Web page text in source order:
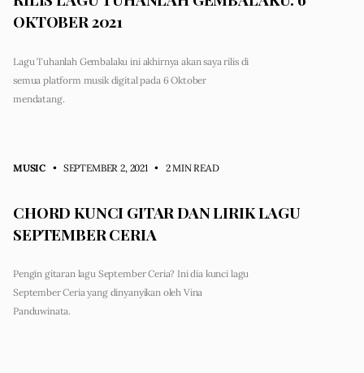
OKTOBER 2021
Lagu Tuhanlah Gembalaku ini akhirnya akan saya rilis di
semua platform musik digital pada 6 Oktober
mendatang.
MUSIC • SEPTEMBER 2, 2021 • 2 MIN READ
CHORD KUNCI GITAR DAN LIRIK LAGU
SEPTEMBER CERIA
Pengin gitaran lagu September Ceria? Ini dia kunci lagu
September Ceria yang dinyanyikan oleh Vina
Panduwinata.